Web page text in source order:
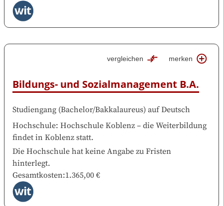
Bildungs- und Sozialmanagement B.A.
vergleichen merken
Studiengang (Bachelor/Bakkalaureus) auf Deutsch
Hochschule: Hochschule Koblenz – die Weiterbildung
findet in Koblenz statt.
Die Hochschule hat keine Angabe zu Fristen
hinterlegt.
Gesamtkosten:1.365,00 €